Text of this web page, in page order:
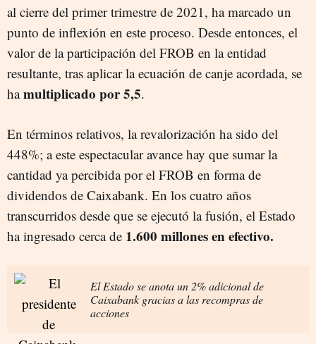
al cierre del primer trimestre de 2021, ha marcado un
punto de inflexión en este proceso. Desde entonces, el
valor de la participación del FROB en la entidad
resultante, tras aplicar la ecuación de canje acordada, se
hamultiplicado por 5,5.
En términos relativos, la revalorización ha sido del
448%; a este espectacular avance hay que sumar la
cantidad ya percibida por el FROB en forma de
dividendos de Caixabank. En los cuatro años
transcurridos desde que se ejecutó la fusión, el Estado
ha ingresado cerca de 1.600 millones en efectivo.
El Estado se anota un 2% adicional de
Caixabank gracias a las recompras de
acciones